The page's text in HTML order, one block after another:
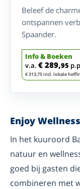
Beleef de
ontspannen
Spaander.
Info & Boeken
v.a. € 289,95
€ 313,75 incl. lokale
Enjoy
In het kuuroord
natuur en
goed bij gasten
combineren met